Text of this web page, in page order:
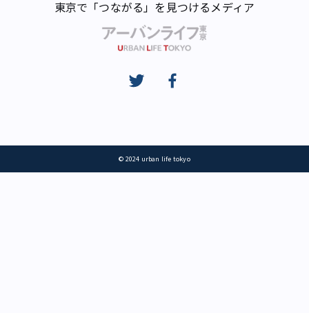
東京で「つながる」を見つけるメディア
© 2024 urban life tokyo